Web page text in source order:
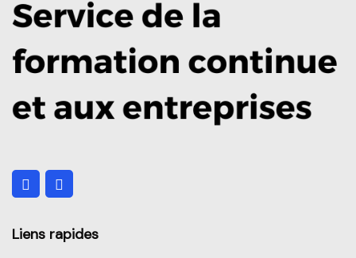
clientèle interne en milieu réglementé
Liens rapides